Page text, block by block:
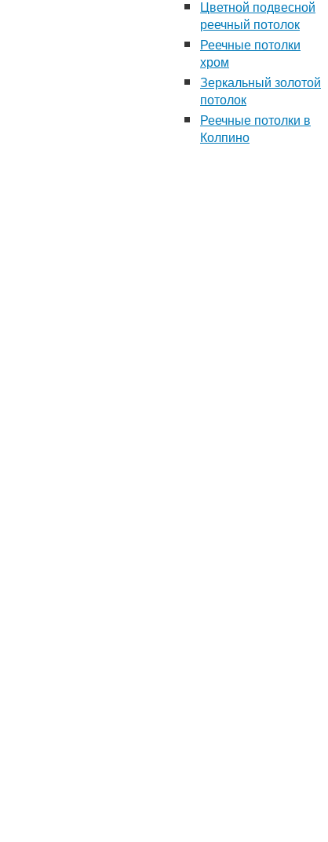
Цветной подвесной
реечный потолок
Реечные потолки
хром
Зеркальный золотой
потолок
Реечные потолки в
Колпино